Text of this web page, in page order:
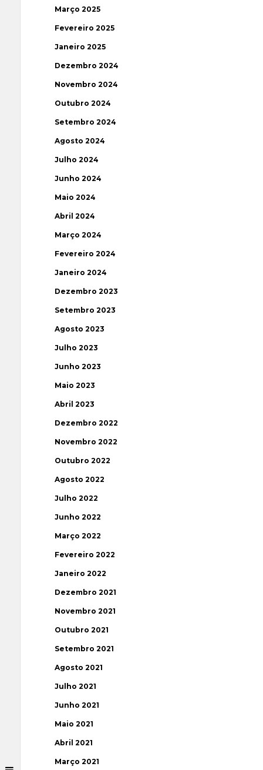
Março 2025
Fevereiro 2025
Janeiro 2025
Dezembro 2024
Novembro 2024
Outubro 2024
Setembro 2024
Agosto 2024
Julho 2024
Junho 2024
Maio 2024
Abril 2024
Março 2024
Fevereiro 2024
Janeiro 2024
Dezembro 2023
Setembro 2023
Agosto 2023
Julho 2023
Junho 2023
Maio 2023
Abril 2023
Dezembro 2022
Novembro 2022
Outubro 2022
Agosto 2022
Julho 2022
Junho 2022
Março 2022
Fevereiro 2022
Janeiro 2022
Dezembro 2021
Novembro 2021
Outubro 2021
Setembro 2021
Agosto 2021
Julho 2021
Junho 2021
Maio 2021
Abril 2021
Março 2021